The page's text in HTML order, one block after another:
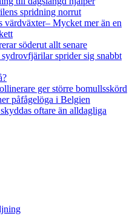
spridning norrut
värdväxter– Mycket mer än en
söderut allt senare
sprider sig snabbt
ger större bomullsskörd
påfågelöga i Belgien
oftare än alldagliga